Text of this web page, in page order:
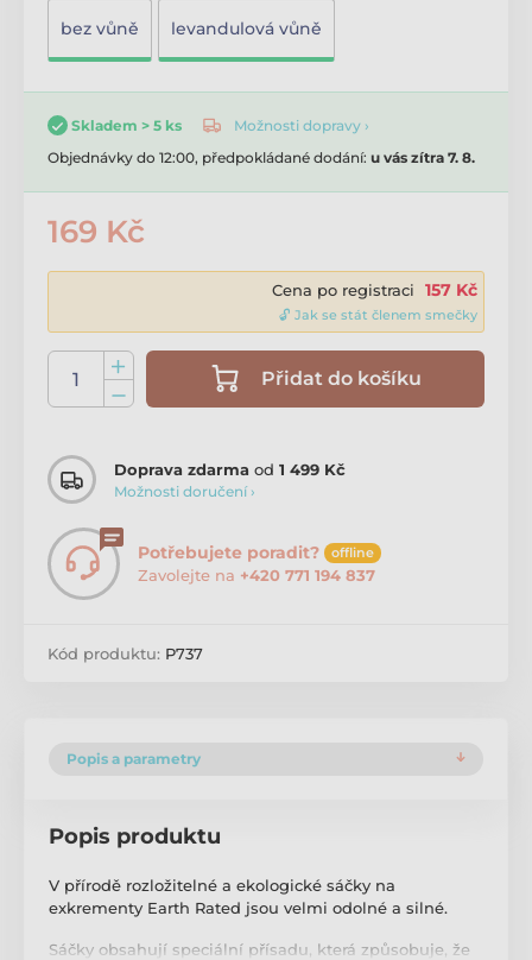
bez vůně levandulová vůně
Skladem > 5 ks
Možnosti dopravy ›
Objednávky do 12:00, předpokládané dodání: u vás zítra 7. 8.
169 Kč
Cena po registraci 157 Kč
🔓 Jak se stát členem smečky
Přidat do košíku
Doprava zdarma od 1 499 Kč
Možnosti doručení ›
Potřebujete poradit? offline
Zavolejte na +420 771 194 837
Kód produktu: P737
Popis a parametry
Popis produktu
V přírodě rozložitelné a ekologické sáčky na
exkrementy Earth Rated jsou velmi odolné a silné.
Sáčky obsahují speciální přísadu, která způsobuje, že